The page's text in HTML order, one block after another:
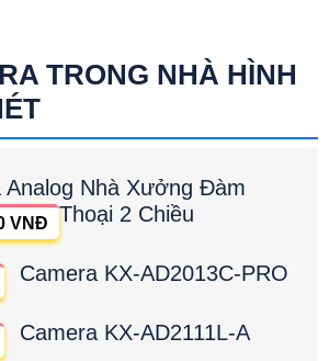
TRONG NHÀ HÌNH
Analog Nhà Xưởng Đàm
Thoại 2 Chiều
VNĐ
Camera KX-AD2013C-PRO
Camera KX-AD2111L-A